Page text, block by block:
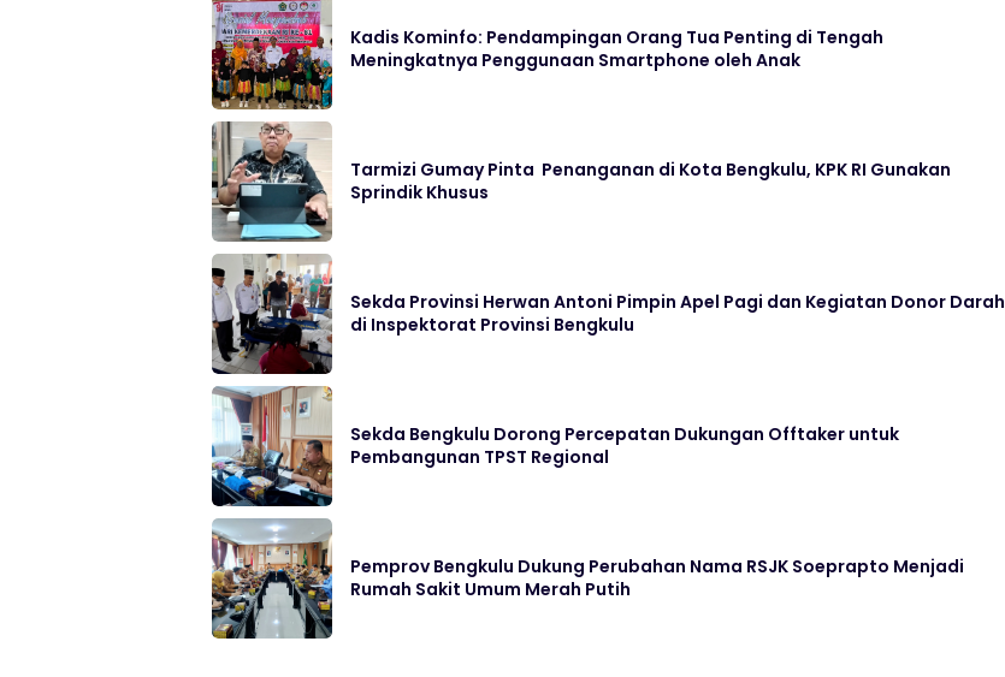
Kadis Kominfo: Pendampingan Orang Tua Penting di Tengah
Meningkatnya Penggunaan Smartphone oleh Anak
Tarmizi Gumay Pinta Penanganan di Kota Bengkulu, KPK RI Gunakan
Sprindik Khusus
Sekda Provinsi Herwan Antoni Pimpin Apel Pagi dan Kegiatan Donor Darah
di Inspektorat Provinsi Bengkulu
Sekda Bengkulu Dorong Percepatan Dukungan Offtaker untuk
Pembangunan TPST Regional
Pemprov Bengkulu Dukung Perubahan Nama RSJK Soeprapto Menjadi
Rumah Sakit Umum Merah Putih